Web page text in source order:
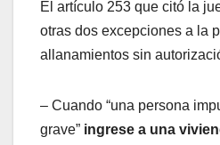
El artículo 253 que citó la
otras dos excepciones a la
allanamientos sin
– Cuando “una persona
grave” ingrese a una